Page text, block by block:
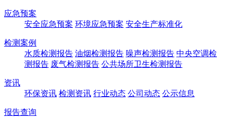
应急预案
安全应急预案 环境应急预案 安全生产标准化
检测案例
水质检测报告 油烟检测报告 噪声检测报告 中央空调检
测报告 废气检测报告 公共场所卫生检测报告
资讯
环保资讯 检测资讯 行业动态 公司动态 公示信息
报告查询